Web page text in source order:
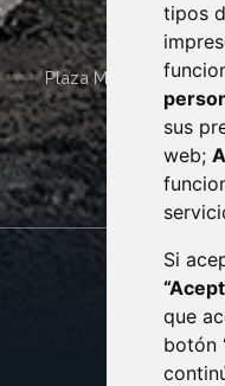
tipos
sus
web;
Si
que
botón
Plaza Mayor 4 22400
·